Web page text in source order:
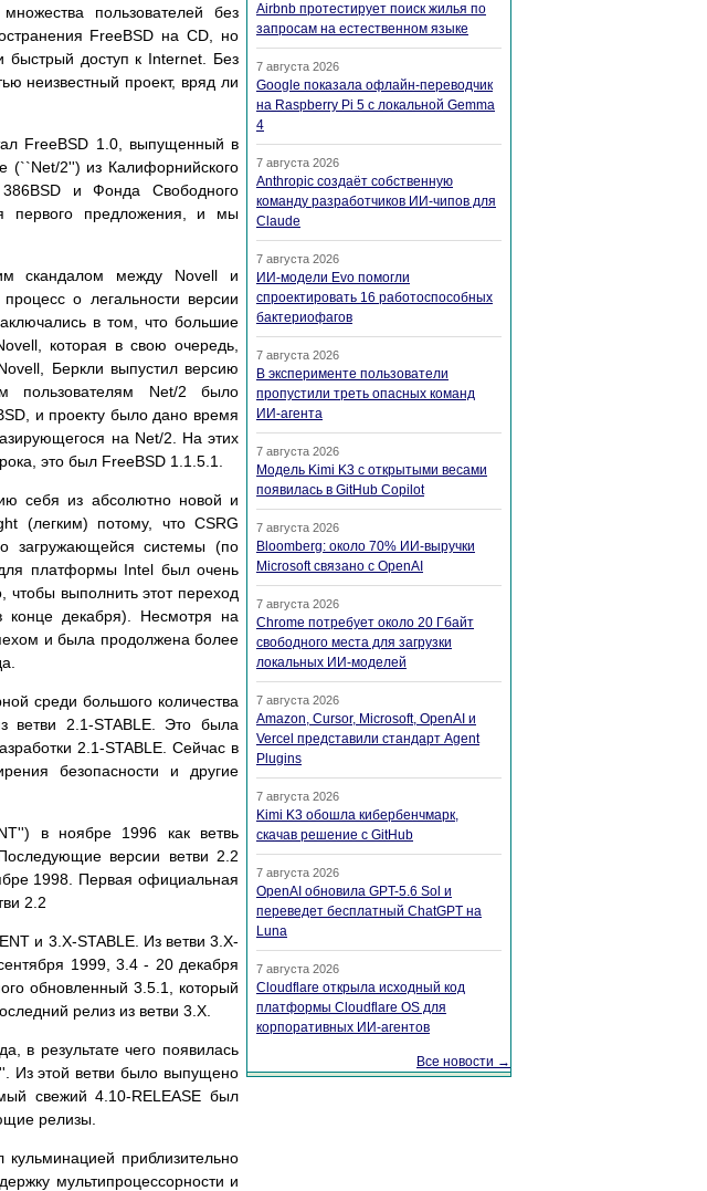
пользователей без
FreeBSD на CD, но
быстрый доступ к Internet. Без
неизвестный проект, вряд ли
FreeBSD 1.0, выпущенный в
(``Net/2'') из Калифорнийского
и Фонда Свободного
первого предложения, и мы
скандалом между Novell и
о легальности версии
в том, что большие
которая в свою очередь,
Беркли выпустил версию
пользователям Net/2 было
и проекту было дано время
на Net/2. На этих
это был FreeBSD 1.1.5.1.
себя из абсолютно новой и
(легким) потому, что CSRG
загружающейся системы (по
платформы Intel был очень
чтобы выполнить этот переход
декабря). Несмотря на
и была продолжена более
среди большого количества
ветви 2.1-STABLE. Это была
2.1-STABLE. Сейчас в
безопасности и другие
в ноябре 1996 как ветвь
версии ветви 2.2
1998. Первая официальная
2.2
и 3.X-STABLE. Из ветви 3.X-
1999, 3.4 - 20 декабря
обновленный 3.5.1, который
релиз из ветви 3.X.
в результате чего появилась
Из этой ветви было выпущено
свежий 4.10-RELEASE был
релизы.
приблизительно
мультипроцессорности и
Airbnb протестирует поиск жилья по
запросам на естественном языке
7 августа 2026
Google показала офлайн-переводчик
на Raspberry Pi 5 с локальной Gemma
4
7 августа 2026
Anthropic создаёт собственную
команду разработчиков ИИ-чипов для
Claude
7 августа 2026
ИИ-модели Evo помогли
спроектировать 16 работоспособных
бактериофагов
7 августа 2026
В эксперименте пользователи
пропустили треть опасных команд
ИИ-агента
7 августа 2026
Модель Kimi K3 с открытыми весами
появилась в GitHub Copilot
7 августа 2026
Bloomberg: около 70% ИИ-выручки
Microsoft связано с OpenAI
7 августа 2026
Chrome потребует около 20 Гбайт
свободного места для загрузки
локальных ИИ-моделей
7 августа 2026
Amazon, Cursor, Microsoft, OpenAI и
Vercel представили стандарт Agent
Plugins
7 августа 2026
Kimi K3 обошла кибербенчмарк,
скачав решение с GitHub
7 августа 2026
OpenAI обновила GPT-5.6 Sol и
переведет бесплатный ChatGPT на
Luna
7 августа 2026
Cloudflare открыла исходный код
платформы Cloudflare OS для
корпоративных ИИ-агентов
Все новости →